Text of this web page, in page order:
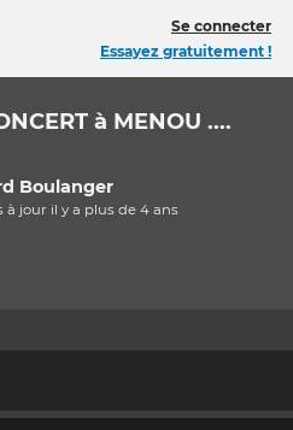
Se connecter
Essayez gratuitement !
à MENOU ....
Boulanger
à jour il y a plus de 4 ans